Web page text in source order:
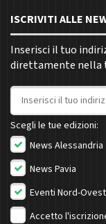
ISCRIVITI ALLE
Inserisci il tuo
direttamente nella
Indirizzo email
Scegli le tue edizioni:
News Alessandria
News Pavia
Eventi Nord-Ovest
Accetto